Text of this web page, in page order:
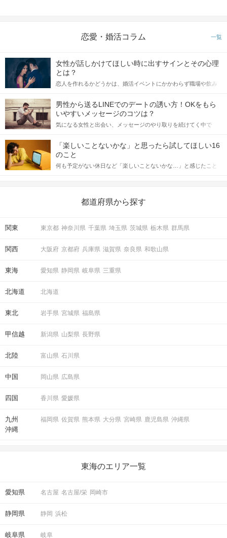
恋愛・婚活コラム 一覧
女性が話しかけてほしい時に出すサインとその心理
とは？
恋人を作れるかどうかは、婚活イベントにかかわらず職場や飲み
てアプローチできるかにも左右されます。 これから恋人作りを本
格的に始めようとしている方は、女性が異性を求めて出すサイン
をしっかりと理解し、正しい行動に移せるかどうかが重要。 この
記事では、女性が話しかけて欲しい時に出すサインとその心理を
合にどのような行動に繋げるべきかをご紹介していきます。
男性から送るLINEでのデートの誘い方！OKをもら
いやすいメッセージのコツは？
気になる女性と出会い、メッセージのやり取りを続けてく中で
しかし、中には「どう誘ったらいいの？」とお困りの男性もいら
っしゃるのではないでしょうか。 そこで今回は、男性から女性へ
送るLINEでのデートの誘い方のコツをご紹介します。例文も混じ
えながら解説するので、ぜひ参考にしてください。
「楽しいことないかな」と思ったら試してほしい16
のこと
何も予定がない休日など「楽しいことないかな…」と感じたこと
の楽しいことアイデアを集めました♪ いままさに楽しいことを探し
都道府県から探す
関東 東京都 神奈川県 千葉県 埼玉県 茨城県 栃木県 群馬県
関西 大阪府 京都府 兵庫県 滋賀県 奈良県 和歌山県
東海 愛知県 静岡県 岐阜県 三重県
北海道 北海道
東北 岩手県 宮城県 福島県
甲信越 新潟県 山梨県 長野県
北陸 富山県 石川県
中国 岡山県 広島県
四国 香川県 愛媛県
九州
沖縄
福岡県 佐賀県 熊本県 大分県 宮崎県 鹿児島県 沖縄県
東海のエリア一覧
愛知県 名古屋 名古屋/栄 岡崎市
静岡県 静岡 浜松
岐阜県 岐阜